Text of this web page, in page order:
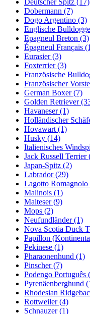
Dobermann (7)
Dogo Argentino (3)
Englische Bulldogge
Epagneul Breton (3)
Épagneul Français
Eurasier(3)
Foxterrier(3)
Französische
Französischer
German Boxer(7)
Golden Retriever
Havaneser(1)
Holländischer
Hovawart (1)
Husky (14)
Italienisches
Jack Russell Terrier
Japan-Spitz (2)
Labrador(29)
Lagotto Romagnolo
Malinois (1)
Malteser(9)
Mops (2)
Neufundländer(1)
Nova Scotia Duck
Papillon
Pekinese (1)
Pharaonenhund (1)
Pinscher(7)
Podengo Português
Pyrenäenberghund
Rhodesian
Rottweiler(4)
Schnauzer(1)